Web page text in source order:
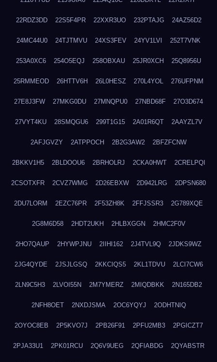
22RDZ3DD 22S5F4PR 22XXR3UO 232PTAJG 24AZ56D2
24MC44U0 24TJTMVU 24XS3FEV 24YV1LVI 252T7VNK
253A0XC6 254O5EQJ 258OBXAU 25JR0XCH 25Q8956U
25RMMEOD 26HTTV6H 26L0HESZ 270L4YOL 276UFPNM
27E8J3FW 27MKG0DU 27MNQPU0 27NBD68F 27O3D674
27VYT4KU 28SMQGU6 299T1G15 2A01R6QT 2AAYZL7V
2AFJGVZY 2ATPPOCH 2B2G3AW2 2BFZFCNW
2BKKV1H5 2BLDOOU6 2BRHOLRJ 2CKA0HWT 2CRELPQI
2CSOTXFR 2CVZ7WMG 2D26EBXW 2D942LRG 2DPSN680
2DU7LORM 2EZC76PR 2F53ZH8K 2FFJSSR3 2G789XQE
2G8M6D58 2HDT2UKH 2HLBXGGN 2HMC2F0V
2HO7QAUP 2HYWPJNU 2IIHI162 2J4TVL9Q 2JDKS9WZ
2JG4QYDE 2JSJLGSQ 2KKCIQS5 2KL1TDVU 2LCI7CW6
2LN9C5H3 2LVOI55N 2M7YMERZ 2MIQDBKK 2N165DB2
2NFH8OET 2NXDJSMA 2OC6YQYJ 2ODHTNIQ
2OYOC8EB 2P5KVO7J 2PB26F91 2PFU2MB3 2PGICZT7
2PJA33U1 2PK01RCU 2Q6V9UEG 2QFIABDG 2QYABSTR